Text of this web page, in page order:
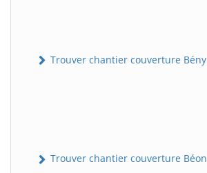
Trouver chantier couverture Bény
Trouver chantier couverture Béon